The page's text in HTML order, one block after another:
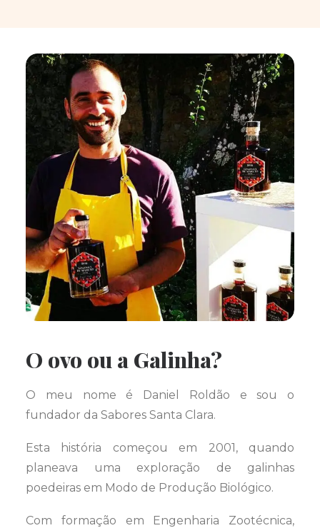
O ovo ou a Galinha?
O meu nome é Daniel Roldão e sou o
fundador da Sabores Santa Clara.
Esta história começou em 2001, quando
planeava uma exploração de galinhas
poedeiras em Modo de Produção Biológico.
Com formação em Engenharia Zootécnica,